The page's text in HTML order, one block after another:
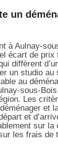
un
à Aulnay-
écart de prix
diffèrent
un studio
au
sous-
Les
et
et
sur la
les frais de